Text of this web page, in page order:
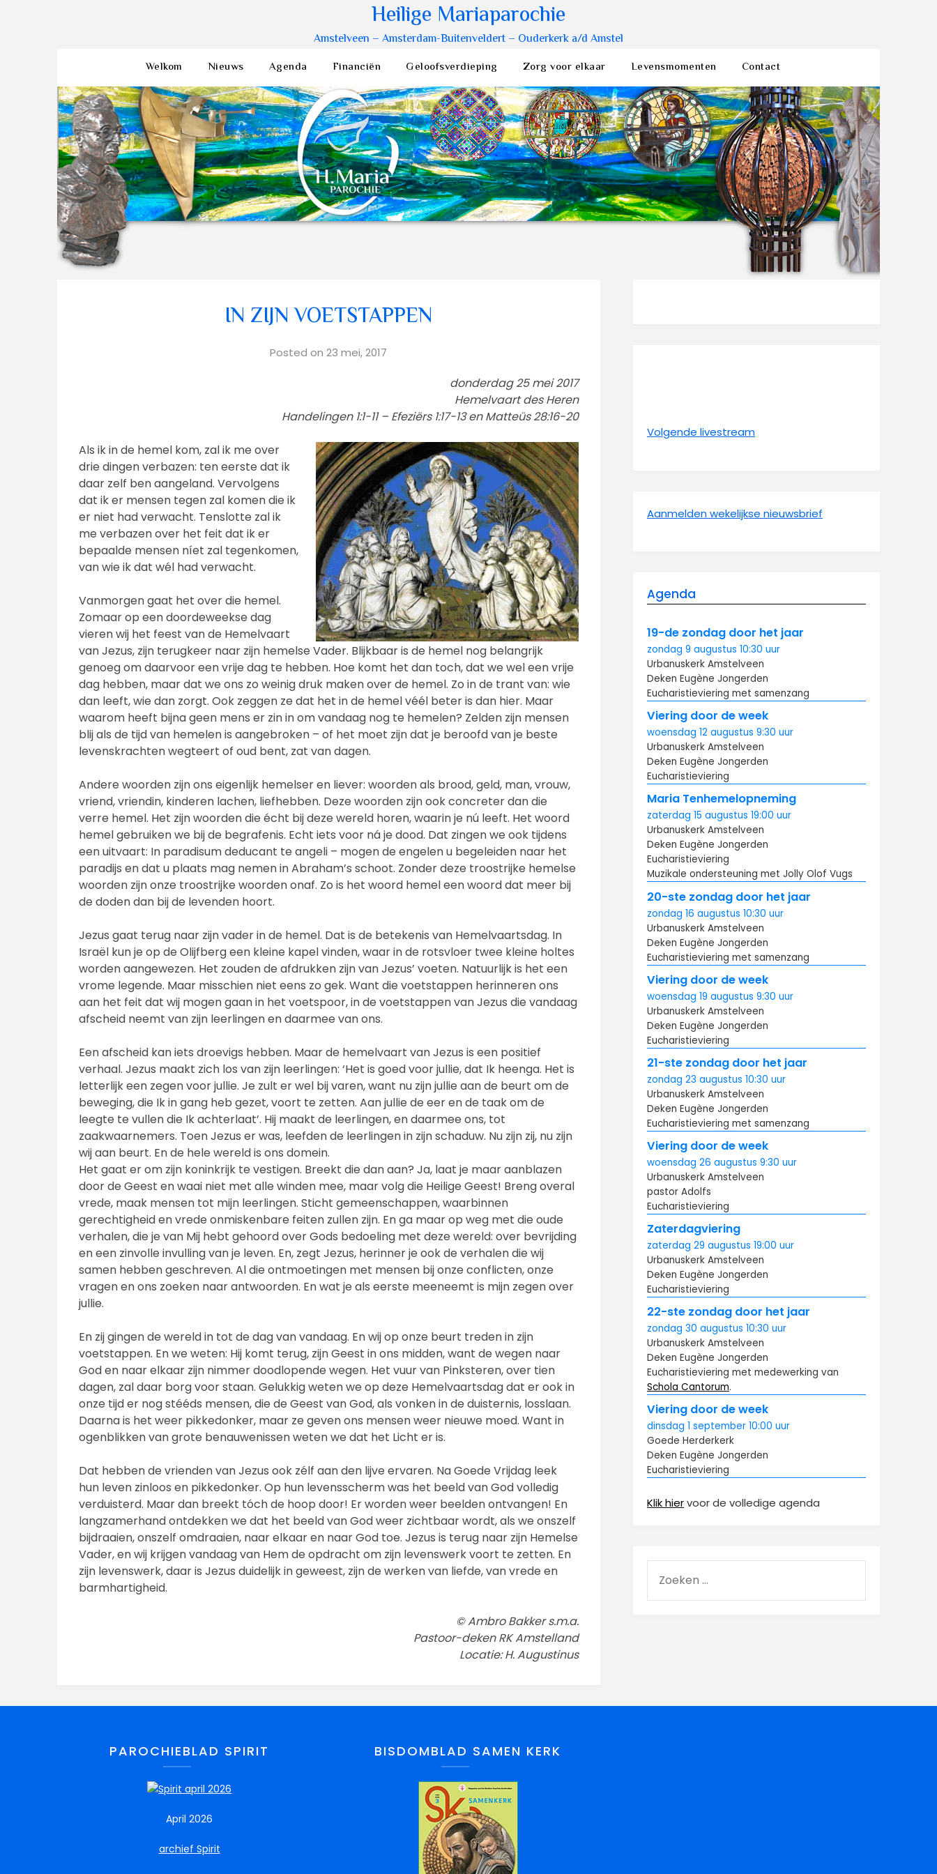
Heilige Mariaparochie
Amstelveen – Amsterdam-Buitenveldert – Ouderkerk a/d Amstel
Welkom Nieuws Agenda Financiën Geloofsverdieping Zorg voor elkaar Levensmomenten Contact
IN ZIJN VOETSTAPPEN
Posted on23 mei, 2017
donderdag 25 mei 2017
Hemelvaart des Heren
Handelingen 1:1-11 – Efeziërs 1:17-13 en Matteüs 28:16-20
Als ik in de hemel kom, zal ik me over
drie dingen verbazen: ten eerste dat ik
daar zelf ben aangeland. Vervolgens
dat ik er mensen tegen zal komen die ik
er niet had verwacht. Tenslotte zal ik
me verbazen over het feit dat ik er
bepaalde mensen níet zal tegenkomen,
van wie ik dat wél had verwacht.
Vanmorgen gaat het over die hemel.
Zomaar op een doordeweekse dag
vieren wij het feest van de Hemelvaart
van Jezus, zijn terugkeer naar zijn hemelse Vader. Blijkbaar is de hemel nog belangrijk
genoeg om daarvoor een vrije dag te hebben. Hoe komt het dan toch, dat we wel een vrije
dag hebben, maar dat we ons zo weinig druk maken over de hemel. Zo in de trant van: wie
dan leeft, wie dan zorgt. Ook zeggen ze dat het in de hemel véél beter is dan hier. Maar
waarom heeft bijna geen mens er zin in om vandaag nog te hemelen? Zelden zijn mensen
blij als de tijd van hemelen is aangebroken – of het moet zijn dat je beroofd van je beste
levenskrachten wegteert of oud bent, zat van dagen.
Andere woorden zijn ons eigenlijk hemelser en liever: woorden als brood, geld, man, vrouw,
vriend, vriendin, kinderen lachen, liefhebben. Deze woorden zijn ook concreter dan die
verre hemel. Het zijn woorden die écht bij deze wereld horen, waarin je nú leeft. Het woord
hemel gebruiken we bij de begrafenis. Echt iets voor ná je dood. Dat zingen we ook tijdens
een uitvaart: In paradisum deducant te angeli – mogen de engelen u begeleiden naar het
paradijs en dat u plaats mag nemen in Abraham’s schoot. Zonder deze troostrijke hemelse
woorden zijn onze troostrijke woorden onaf. Zo is het woord hemel een woord dat meer bij
de doden dan bij de levenden hoort.
Jezus gaat terug naar zijn vader in de hemel. Dat is de betekenis van Hemelvaartsdag. In
Israël kun je op de Olijfberg een kleine kapel vinden, waar in de rotsvloer twee kleine holtes
worden aangewezen. Het zouden de afdrukken zijn van Jezus’ voeten. Natuurlijk is het een
vrome legende. Maar misschien niet eens zo gek. Want die voetstappen herinneren ons
aan het feit dat wij mogen gaan in het voetspoor, in de voetstappen van Jezus die vandaag
afscheid neemt van zijn leerlingen en daarmee van ons.
Een afscheid kan iets droevigs hebben. Maar de hemelvaart van Jezus is een positief
verhaal. Jezus maakt zich los van zijn leerlingen: ‘Het is goed voor jullie, dat Ik heenga. Het is
letterlijk een zegen voor jullie. Je zult er wel bij varen, want nu zijn jullie aan de beurt om de
beweging, die Ik in gang heb gezet, voort te zetten. Aan jullie de eer en de taak om de
leegte te vullen die Ik achterlaat’. Hij maakt de leerlingen, en daarmee ons, tot
zaakwaarnemers. Toen Jezus er was, leefden de leerlingen in zijn schaduw. Nu zijn zij, nu zijn
wij aan beurt. En de hele wereld is ons domein.
Het gaat er om zijn koninkrijk te vestigen. Breekt die dan aan? Ja, laat je maar aanblazen
door de Geest en waai niet met alle winden mee, maar volg die Heilige Geest! Breng overal
vrede, maak mensen tot mijn leerlingen. Sticht gemeenschappen, waarbinnen
gerechtigheid en vrede onmiskenbare feiten zullen zijn. En ga maar op weg met die oude
verhalen, die je van Mij hebt gehoord over Gods bedoeling met deze wereld: over bevrijding
en een zinvolle invulling van je leven. En, zegt Jezus, herinner je ook de verhalen die wij
samen hebben geschreven. Al die ontmoetingen met mensen bij onze conflicten, onze
vragen en ons zoeken naar antwoorden. En wat je als eerste meeneemt is mijn zegen over
jullie.
En zij gingen de wereld in tot de dag van vandaag. En wij op onze beurt treden in zijn
voetstappen. En we weten: Hij komt terug, zijn Geest in ons midden, want de wegen naar
God en naar elkaar zijn nimmer doodlopende wegen. Het vuur van Pinksteren, over tien
dagen, zal daar borg voor staan. Gelukkig weten we op deze Hemelvaartsdag dat er ook in
onze tijd er nog stééds mensen, die de Geest van God, als vonken in de duisternis, losslaan.
Daarna is het weer pikkedonker, maar ze geven ons mensen weer nieuwe moed. Want in
ogenblikken van grote benauwenissen weten we dat het Licht er is.
Dat hebben de vrienden van Jezus ook zélf aan den lijve ervaren. Na Goede Vrijdag leek
hun leven zinloos en pikkedonker. Op hun levensscherm was het beeld van God volledig
verduisterd. Maar dan breekt tóch de hoop door! Er worden weer beelden ontvangen! En
langzamerhand ontdekken we dat het beeld van God weer zichtbaar wordt, als we onszelf
bijdraaien, onszelf omdraaien, naar elkaar en naar God toe. Jezus is terug naar zijn Hemelse
Vader, en wij krijgen vandaag van Hem de opdracht om zijn levenswerk voort te zetten. En
zijn levenswerk, daar is Jezus duidelijk in geweest, zijn de werken van liefde, van vrede en
barmhartigheid.
© Ambro Bakker s.m.a.
Pastoor-deken RK Amstelland
Locatie: H. Augustinus
Volgende livestream
Aanmelden wekelijkse nieuwsbrief
Agenda
19-de zondag door het jaar
zondag 9 augustus 10:30 uur
Urbanuskerk Amstelveen
Deken Eugène Jongerden
Eucharistieviering met samenzang
Viering door de week
woensdag 12 augustus 9:30 uur
Urbanuskerk Amstelveen
Deken Eugène Jongerden
Eucharistieviering
Maria Tenhemelopneming
zaterdag 15 augustus 19:00 uur
Urbanuskerk Amstelveen
Deken Eugène Jongerden
Eucharistieviering
Muzikale ondersteuning met Jolly Olof Vugs
20-ste zondag door het jaar
zondag 16 augustus 10:30 uur
Urbanuskerk Amstelveen
Deken Eugène Jongerden
Eucharistieviering met samenzang
Viering door de week
woensdag 19 augustus 9:30 uur
Urbanuskerk Amstelveen
Deken Eugène Jongerden
Eucharistieviering
21-ste zondag door het jaar
zondag 23 augustus 10:30 uur
Urbanuskerk Amstelveen
Deken Eugène Jongerden
Eucharistieviering met samenzang
Viering door de week
woensdag 26 augustus 9:30 uur
Urbanuskerk Amstelveen
pastor Adolfs
Eucharistieviering
Zaterdagviering
zaterdag 29 augustus 19:00 uur
Urbanuskerk Amstelveen
Deken Eugène Jongerden
Eucharistieviering
22-ste zondag door het jaar
zondag 30 augustus 10:30 uur
Urbanuskerk Amstelveen
Deken Eugène Jongerden
Eucharistieviering met medewerking van
Schola Cantorum.
Viering door de week
dinsdag 1 september 10:00 uur
Goede Herderkerk
Deken Eugène Jongerden
Eucharistieviering
Klik hiervoor de volledige agenda
PAROCHIEBLAD SPIRIT
April 2026
archief Spirit
BISDOMBLAD SAMEN KERK